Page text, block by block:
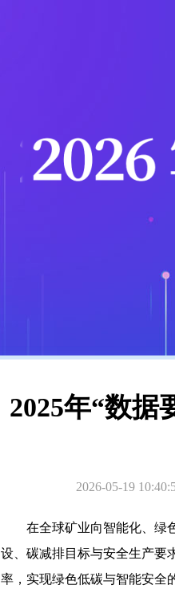
2025年“数
2026-05-19
在全球矿业向智能化、绿
设、碳减排目标与安全生产
率，实现绿色低碳与智能安全